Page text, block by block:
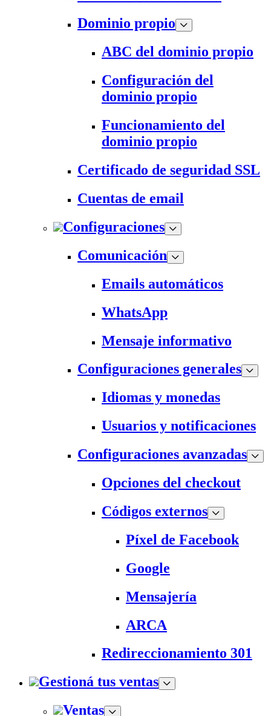
Dominio propio
ABC del dominio propio
Configuración del
dominio propio
Funcionamiento del
dominio propio
Certificado de seguridad SSL
Cuentas de email
Configuraciones
Comunicación
Emails automáticos
WhatsApp
Mensaje informativo
Configuraciones generales
Idiomas y monedas
Usuarios y notificaciones
Configuraciones avanzadas
Opciones del checkout
Códigos externos
Píxel de Facebook
Google
Mensajería
ARCA
Redireccionamiento 301
Gestioná tus ventas
Ventas